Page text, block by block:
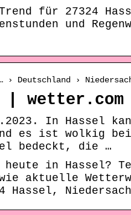
für 27324
und
Deutschland ›
| wetter.com
In Hassel
es ist wolkig bei
bedeckt, die …
in Hassel?
aktuelle
Hassel,